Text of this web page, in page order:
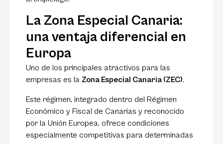
La Zona Especial Canaria:
una ventaja diferencial en
Europa
Uno de los principales atractivos para las
empresas es la Zona Especial Canaria (ZEC).
Este régimen, integrado dentro del Régimen
Económico y Fiscal de Canarias y reconocido
por la Unión Europea, ofrece condiciones
especialmente competitivas para determinadas